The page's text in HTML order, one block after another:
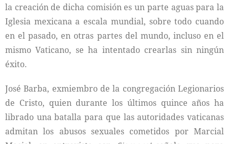
la creación de dicha comisión es un parte aguas para la
Iglesia mexicana a escala mundial, sobre todo cuando
en el pasado, en otras partes del mundo, incluso en el
mismo Vaticano, se ha intentado crearlas sin ningún
éxito.
José Barba, exmiembro de la congregación Legionarios
de Cristo, quien durante los últimos quince años ha
librado una batalla para que las autoridades vaticanas
admitan los abusos sexuales cometidos por Marcial